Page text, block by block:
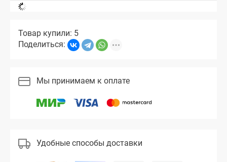
Товар купили: 5
Поделиться:
Мы принимаем к оплате
Удобные способы доставки